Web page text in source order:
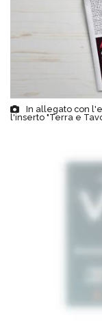
In allegato con
l'inserto "Terra e